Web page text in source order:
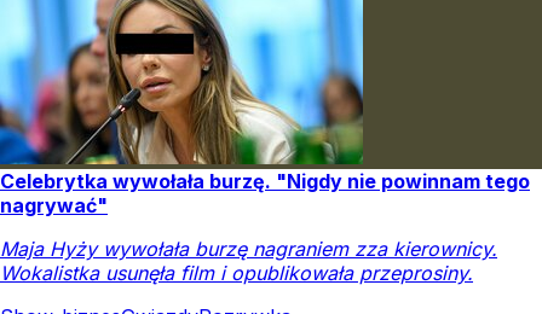
Celebrytka wywołała burzę. "Nigdy nie powinnam tego
nagrywać"
Maja Hyży wywołała burzę nagraniem zza kierownicy.
Wokalistka usunęła film i opublikowała przeprosiny.